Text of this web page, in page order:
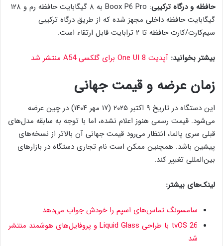
حافظه و درگاه ترکیبی
: Boox P6 Pro به ۸ گیگابایت حافظه رم و ۱۲۸
گیگابایت حافظه داخلی مجهز شده که از طریق درگاه ترکیبی
سیم‌کارت/کارت حافظه تا ۲ ترابایت قابل ارتقاء است.
بیشتر بخوانید: آپدیت One UI 8 برای گلکسی A54 منتشر شد
زمان عرضه و قیمت جهانی
این دستگاه در تاریخ ۹ اکتبر ۲۰۲۵ (۱۷ مهر ۱۴۰۴) در چین عرضه
می‌شود. قیمت رسمی هنوز اعلام نشده، اما با توجه به سابقه مدل‌های
قبلی سری پالما، انتظار می‌رود قیمت جهانی آن بالاتر از نسخه‌های
پیشین باشد. همچنین ممکن است نام تجاری دستگاه در بازارهای
بین‌المللی تغییر کند.
لینک‌های بیشتر:
سامسونگ تماس‌های اسپم را خودش جواب می‌دهد
tvOS 26 با طراحی Liquid Glass و پروفایل‌های هوشمند منتشر
شد